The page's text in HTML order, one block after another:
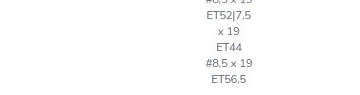
ET52|7,5
x 19
ET44
#8,5 x 19
ET56,5